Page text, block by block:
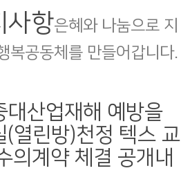
사항은혜와 나눔으로 지
복공동체를 만들어갑니다.
대산업재해 예방을
(열린방)천정 텍스 교
의계약 체결 공개내